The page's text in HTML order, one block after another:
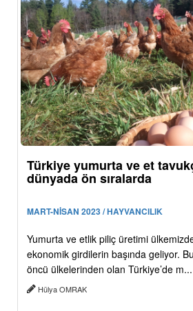
Türkiye yumurta ve et
dünyada ön sıralarda
MART-NİSAN 2023 / HAYVANCILIK
Yumurta ve etlik piliç üretimi
ekonomik girdilerin başında geliyor.
öncü ülkelerinden olan Türkiye’de m...
Hülya OMRAK